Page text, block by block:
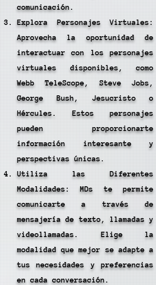
comunicación.
Explora Personajes Virtuales:
Aprovecha la oportunidad de
interactuar con los personajes
virtuales disponibles, como
Webb TeleScope, Steve Jobs,
George Bush, Jesucristo o
Hércules. Estos personajes
pueden proporcionarte
información interesante y
perspectivas únicas.
Utiliza las Diferentes
Modalidades: MDs te permite
comunicarte a través de
mensajería de texto, llamadas y
videollamadas. Elige la
modalidad que mejor se adapte a
tus necesidades y preferencias
en cada conversación.